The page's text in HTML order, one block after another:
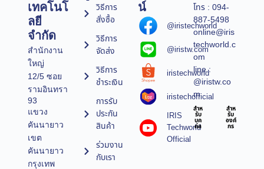
เทคโนโ
ลยี
จำกัด
สำนักงาน
ใหญ่
12/5 ซอย
รามอินทรา
93
แขวง
คันนายาว
เขต
คันนายาว
กรุงเทพ
วิธีการ
สั่งซื้อ
วิธีการ
จัดส่ง
วิธีการ
ชำระเงิน
การรับ
ประกัน
สินค้า
ร่วมงาน
กับเรา
น์
@iristechworld
@iristw.com
iristechworld
iristechofficial
IRIS
Techworld
Official
โทร : 094-
887-5498
online@iris
techworld.c
om
line :
@iristw.co
m
สำห
รับ
บุค
คล
สำห
รับ
องค์
กร